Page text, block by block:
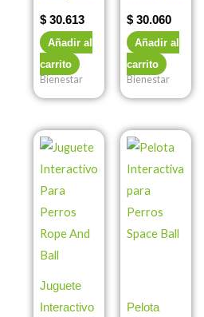
$ 30.613
Añadir al
carrito
Bienestar
$ 30.060
Añadir al
carrito
Bienestar
Juguete
Interactivo
Pelota